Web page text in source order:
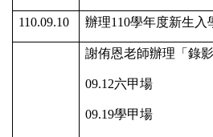
110.09.10 辦理110學年度新生入
謝侑恩老師辦理「錄
09.12六甲場
09.19學甲場